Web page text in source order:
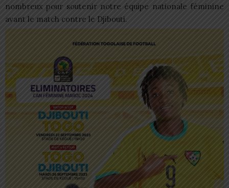
nombreux pour soutenir notre équipe nationale féminine
avant le match contre le Djibouti.